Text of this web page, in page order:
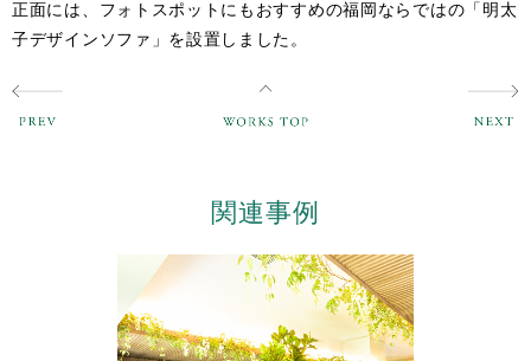
正面には、フォトスポットにもおすすめの福岡ならではの「明太
子デザインソファ」を設置しました。
関連事例